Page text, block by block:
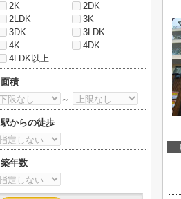
2K
2DK
2LDK
3K
3DK
3LDK
4K
4DK
4LDK以上
面積
～
駅からの徒歩
築年数